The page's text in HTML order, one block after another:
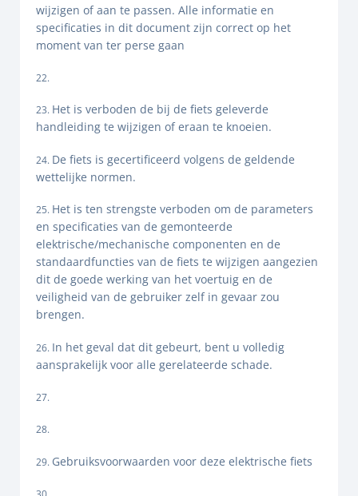
wijzigen of aan te passen. Alle informatie en
specificaties in dit document zijn correct op het
moment van ter perse gaan
Het is verboden de bij de fiets geleverde
handleiding te wijzigen of eraan te knoeien.
De fiets is gecertificeerd volgens de geldende
wettelijke normen.
Het is ten strengste verboden om de parameters
en specificaties van de gemonteerde
elektrische/mechanische componenten en de
standaardfuncties van de fiets te wijzigen aangezien
dit de goede werking van het voertuig en de
veiligheid van de gebruiker zelf in gevaar zou
brengen.
In het geval dat dit gebeurt, bent u volledig
aansprakelijk voor alle gerelateerde schade.
Gebruiksvoorwaarden voor deze elektrische fiets